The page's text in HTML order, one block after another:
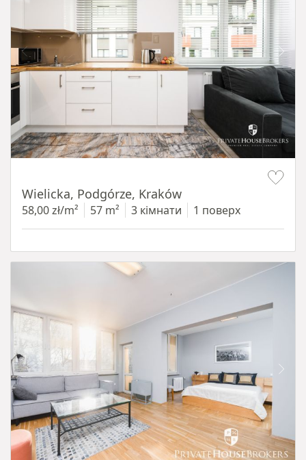
Wielicka, Podgórze, Kraków
58,00 zł/m² 57 m² 3 кімнати 1 поверх